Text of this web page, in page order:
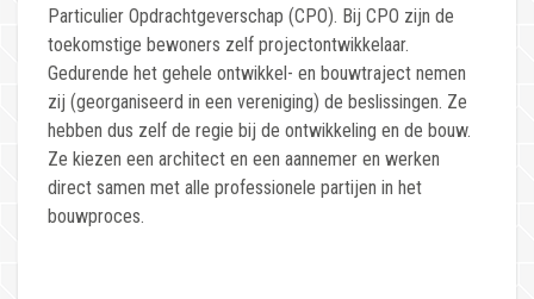
Particulier Opdrachtgeverschap (CPO). Bij CPO zijn de
toekomstige bewoners zelf projectontwikkelaar.
Gedurende het gehele ontwikkel- en bouwtraject nemen
zij (georganiseerd in een vereniging) de beslissingen. Ze
hebben dus zelf de regie bij de ontwikkeling en de bouw.
Ze kiezen een architect en een aannemer en werken
direct samen met alle professionele partijen in het
bouwproces.